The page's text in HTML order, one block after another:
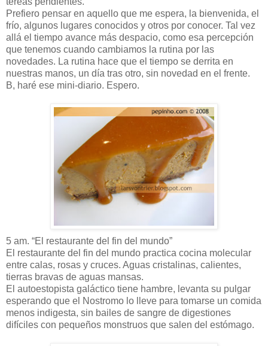
Prefiero pensar en aquello que me espera, la bienvenida, el
frío, algunos lugares conocidos y otros por conocer. Tal vez
allá el tiempo avance más despacio, como esa percepción
que tenemos cuando cambiamos la rutina por las
novedades. La rutina hace que el tiempo se derrita en
nuestras manos, un día tras otro, sin novedad en el frente.
B, haré ese mini-diario. Espero.
5 am. “El restaurante del fin del mundo”
El restaurante del fin del mundo practica cocina molecular
entre calas, rosas y cruces. Aguas cristalinas, calientes,
tierras bravas de aguas mansas.
El autoestopista galáctico tiene hambre, levanta su pulgar
esperando que el Nostromo lo lleve para tomarse un comida
menos indigesta, sin bailes de sangre de digestiones
difíciles con pequeños monstruos que salen del estómago.